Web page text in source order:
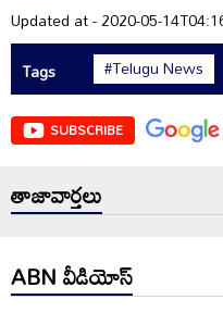
Updated at - 2020-05-
Tags
#Telugu News
SUBSCRIBE
తాజావార్తలు
ABN వీడియోస్